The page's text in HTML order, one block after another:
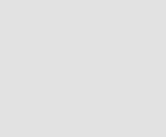
ao cliente está aqui
coisa!